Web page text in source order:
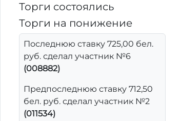
Торги состоялись
Торги на понижение
Последнюю ставку 725,00 бел.
руб. сделал участник №6
(008882)
Предпоследнюю ставку 712,50
бел. руб. сделал участник №2
(011534)